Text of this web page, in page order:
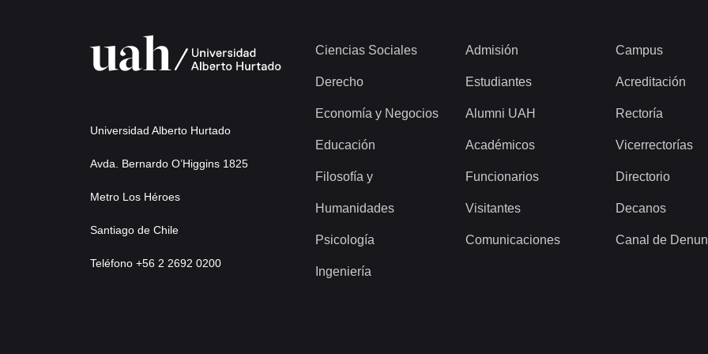
Universidad Alberto Hurtado
Avda. Bernardo O’Higgins 1825
Metro Los Héroes
Santiago de Chile
Teléfono +56 2 2692 0200
Ciencias Sociales
Derecho
Economía y Negocios
Educación
Filosofía y
Humanidades
Psicología
Ingeniería
Admisión
Estudiantes
Alumni UAH
Académicos
Funcionarios
Visitantes
Comunicaciones
Campus
Acreditación
Rectoría
Vicerrectorías
Directorio
Decanos
Canal de